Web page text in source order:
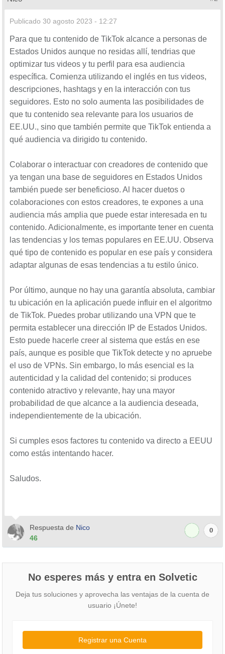
Publicado 30 agosto 2023 - 12:27
Para que tu contenido de TikTok alcance a personas de
Estados Unidos aunque no residas allí, tendrias que
optimizar tus videos y tu perfil para esa audiencia
específica. Comienza utilizando el inglés en tus videos,
descripciones, hashtags y en la interacción con tus
seguidores. Esto no solo aumenta las posibilidades de
que tu contenido sea relevante para los usuarios de
EE.UU., sino que también permite que TikTok entienda a
qué audiencia va dirigido tu contenido.
Colaborar o interactuar con creadores de contenido que
ya tengan una base de seguidores en Estados Unidos
también puede ser beneficioso. Al hacer duetos o
colaboraciones con estos creadores, te expones a una
audiencia más amplia que puede estar interesada en tu
contenido. Adicionalmente, es importante tener en cuenta
las tendencias y los temas populares en EE.UU. Observa
qué tipo de contenido es popular en ese país y considera
adaptar algunas de esas tendencias a tu estilo único.
Por último, aunque no hay una garantía absoluta, cambiar
tu ubicación en la aplicación puede influir en el algoritmo
de TikTok. Puedes probar utilizando una VPN que te
permita establecer una dirección IP de Estados Unidos.
Esto puede hacerle creer al sistema que estás en ese
país, aunque es posible que TikTok detecte y no apruebe
el uso de VPNs. Sin embargo, lo más esencial es la
autenticidad y la calidad del contenido; si produces
contenido atractivo y relevante, hay una mayor
probabilidad de que alcance a la audiencia deseada,
independientemente de la ubicación.
Si cumples esos factores tu contenido va directo a EEUU
como estás intentando hacer.
Saludos.
Respuesta de Nico
46
0
No esperes más y entra en Solvetic
Deja tus soluciones y aprovecha las ventajas de la cuenta de
usuario ¡Únete!
Registrar una Cuenta